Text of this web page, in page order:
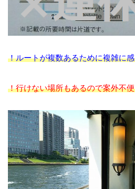
！ルートが複数あるために複雑に
！行けない場所もあるので案外不